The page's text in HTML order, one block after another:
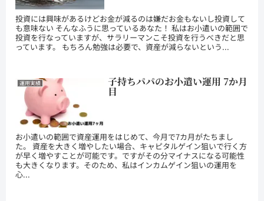
投資には興味があるけどお金が減るのは嫌だお金もないし投資して
も意味ない そんなふうに思っているあなた！ 私はお小遣いの範囲で
投資を行なっていますが、サラリーマンこそ投資を行うべきだと思
っています。 もちろん勉強は必要で、資産が減らないという...
運用実績 子持ちパパのお小遣い運用 7か月
目
お小遣いの範囲で資産運用をはじめて、今月で7カ月がたちまし
た。 資産を大きく増やしたい場合、キャピタルゲイン狙いで行く方
が早く増やすことが可能です。ですがその分マイナスになる可能性
も大きくなります。そのため、私はインカムゲイン狙いの運用を
心...